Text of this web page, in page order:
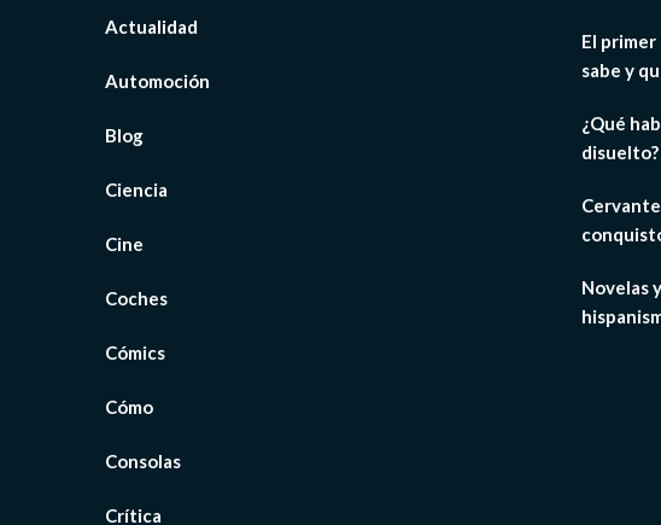
Actualidad
Automoción
Blog
Ciencia
Cine
Coches
Cómics
Cómo
Consolas
Crítica
El
sabe y
¿Qué
disuelto?
Novelas